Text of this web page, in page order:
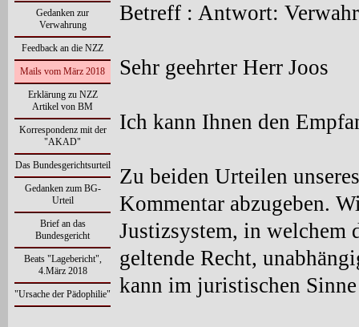
Gedanken zur
Verwahrung
Feedback an die NZZ
Mails vom März 2018
Erklärung zu NZZ
Artikel von BM
Korrespondenz mit der
"AKAD"
Das Bundesgerichtsurteil
Gedanken zum BG-
Urteil
Brief an das
Bundesgericht
Beats "Lagebericht",
4.März 2018
"Ursache der Pädophilie"
Betreff : Antwort:
Sehr geehrter Herr Joos
Ich kann Ihnen den
Zu beiden Urteilen
Kommentar abzugeben.
Justizsystem, in welchem
geltende Recht,
kann im juristischen